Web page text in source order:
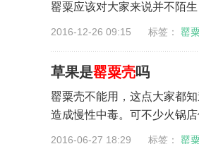
罂粟应该对大家来说并不陌
2016-12-26 09:15 标签： 罂
草果是罂粟壳吗
罂粟壳不能用，这点大家都
造成慢性中毒。可不少火锅
2016-06-27 18:29 标签： 罂